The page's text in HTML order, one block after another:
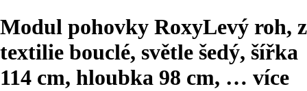
Modul pohovky RoxyLevý roh, z
textilie bouclé, světle šedý, šířka
114 cm, hloubka 98 cm, … více